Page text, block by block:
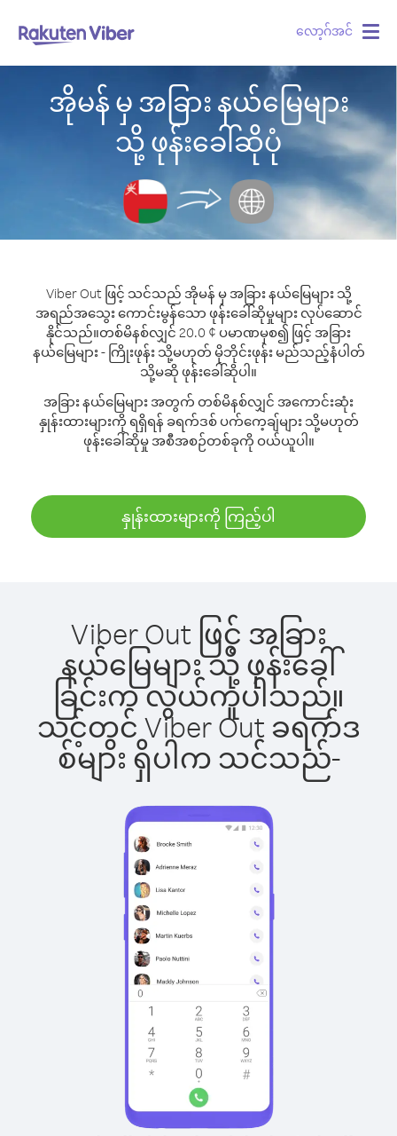
လော့ဂ်အင်
အိုမန် မှ အခြား နယ်မြေများ
သို့ ဖုန်းခေါ်ဆိုပုံ
Viber Out ဖြင့် သင်သည် အိုမန် မှ အခြား နယ်မြေများ သို့
အရည်အသွေး ကောင်းမွန်သော ဖုန်းခေါ်ဆိုမှုများ လုပ်ဆောင်
နိုင်သည်။တစ်မိနစ်လျှင် 20.0 ¢ ပမာဏမှစ၍ ဖြင့် အခြား
နယ်မြေများ - ကြိုးဖုန်း သို့မဟုတ် မိုဘိုင်းဖုန်း မည်သည့်နံပါတ်
သို့မဆို ဖုန်းခေါ်ဆိုပါ။
အခြား နယ်မြေများ အတွက် တစ်မိနစ်လျှင် အကောင်းဆုံး
နှုန်းထားများကို ရရှိရန် ခရက်ဒစ် ပက်ကေ့ချ်များ သို့မဟုတ်
ဖုန်းခေါ်ဆိုမှု အစီအစဉ်တစ်ခုကို ဝယ်ယူပါ။
နှုန်းထားများကို ကြည့်ပါ
Viber Out ဖြင့် အခြား
နယ်မြေများ သို့ ဖုန်းခေါ်
ခြင်းက လွယ်ကူပါသည်။
သင့်တွင် Viber Out ခရက်ဒ
စ်များ ရှိပါက သင်သည်-